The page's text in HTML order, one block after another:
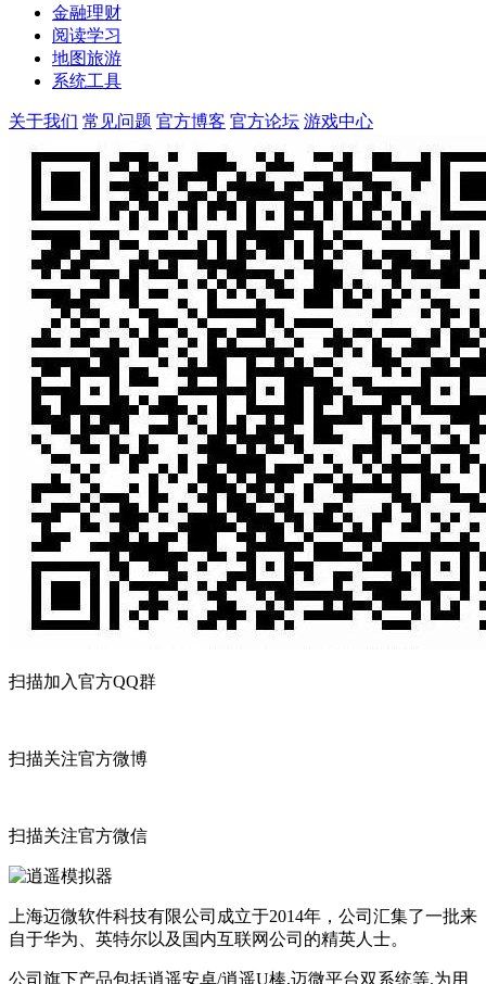
金融理财
阅读学习
地图旅游
系统工具
关于我们 常见问题 官方博客 官方论坛 游戏中心
扫描加入官方QQ群
扫描关注官方微博
扫描关注官方微信
上海迈微软件科技有限公司成立于2014年，公司汇集了一批来
自于华为、英特尔以及国内互联网公司的精英人士。
公司旗下产品包括逍遥安卓/逍遥U棒,迈微平台双系统等,为用